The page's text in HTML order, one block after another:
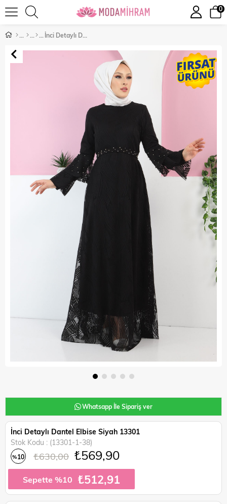
0
İnci Detaylı Dantel Elbise Siyah 13301
Whatsapp İle Sipariş ver
İnci Detaylı Dantel Elbise Siyah 13301
Stok Kodu
(13301-1-38)
%10 ₺630,00 ₺569,90
Sepette %10 ₺512,91